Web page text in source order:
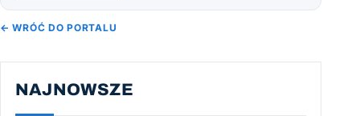
← WRÓĆ DO PORTALU
NAJNOWSZE